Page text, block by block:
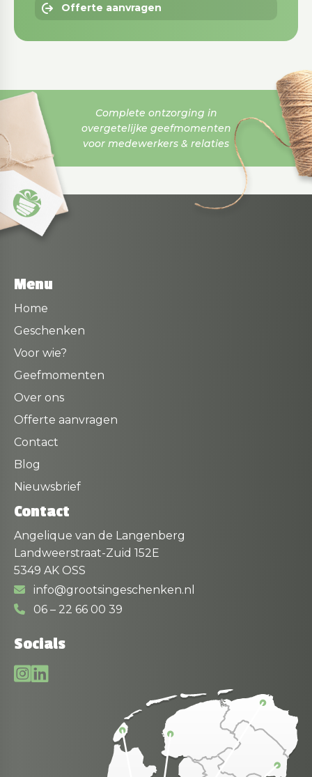
Offerte aanvragen
Complete ontzorging in
overgetelijke geefmomenten
voor medewerkers & relaties
Menu
Home
Geschenken
Voor wie?
Geefmomenten
Over ons
Offerte aanvragen
Contact
Blog
Nieuwsbrief
Contact
Angelique van de Langenberg
Landweerstraat-Zuid 152E
5349 AK OSS
info@grootsingeschenken.nl
06 – 22 66 00 39
Socials